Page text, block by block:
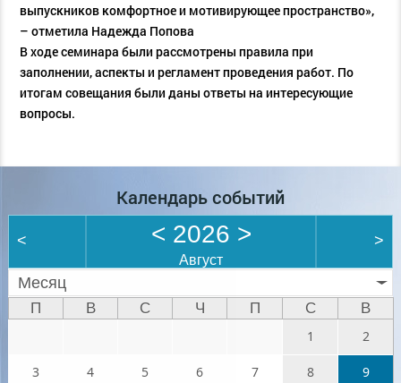
выпускников комфортное и мотивирующее пространство»,
– отметила Надежда Попова
В ходе семинара были рассмотрены правила при
заполнении, аспекты и регламент проведения работ. По
итогам совещания были даны ответы на интересующие
вопросы.
Календарь событий
< < 2026 >
Август
>
Месяц
П В С Ч П С
В
1
2
3 4 5 6 7 8 9